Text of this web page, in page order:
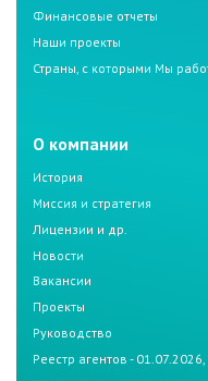
Финансовые отчеты
Наши проекты
Страны, с которыми Мы
О компании
История
Миссия и стратегия
Лицензии и др.
Новости
Вакансии
Проекты
Руководство
Реестр агентов -